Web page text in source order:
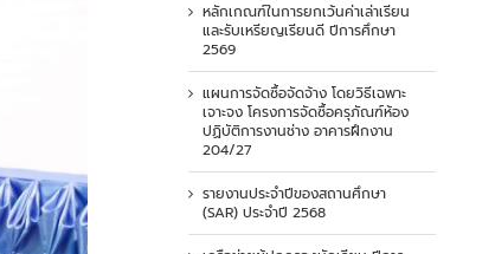
หลักเกณฑ์ในการยกเว้นค่าเล่าเรียน
และรับเหรียญเรียนดี ปีการศึกษา
2569
แผนการจัดซื้อจัดจ้าง โดยวิธีเฉพาะ
เจาะจง โครงการจัดซื้อครุภัณฑ์ห้อง
ปฏิบัติการงานช่าง อาคารฝึกงาน
204/27
รายงานประจำปีของสถานศึกษา
(SAR) ประจำปี 2568